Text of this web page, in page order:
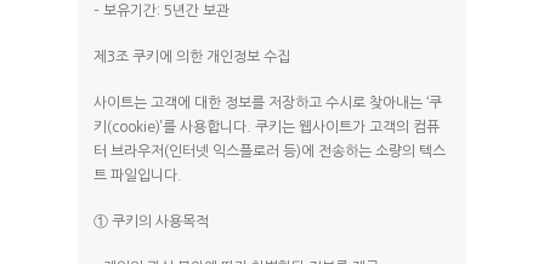
– 보유기간: 5년간 보관
제3조 쿠키에 의한 개인정보 수집
사이트는 고객에 대한 정보를 저장하고 수시로 찾아내는 ‘쿠
키(cookie)’를 사용합니다. 쿠키는 웹사이트가 고객의 컴퓨
터 브라우저(인터넷 익스플로러 등)에 전송하는 소량의 텍스
트 파일입니다.
① 쿠키의 사용목적